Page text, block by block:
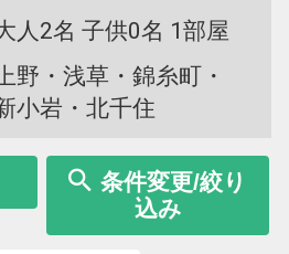
人2名 子供0名 1部屋
野・浅草・錦糸町・
小岩・北千住
条件変更/絞り
込み